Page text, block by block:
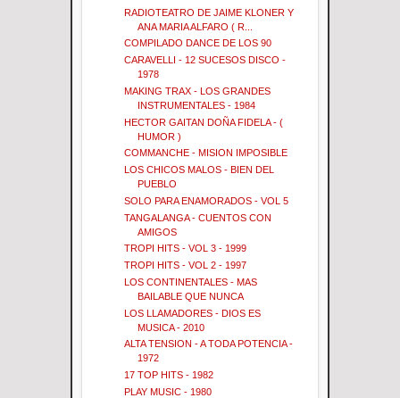
RADIOTEATRO DE JAIME KLONER Y
ANA MARIA ALFARO ( R...
COMPILADO DANCE DE LOS 90
CARAVELLI - 12 SUCESOS DISCO -
1978
MAKING TRAX - LOS GRANDES
INSTRUMENTALES - 1984
HECTOR GAITAN DOÑA FIDELA - (
HUMOR )
COMMANCHE - MISION IMPOSIBLE
LOS CHICOS MALOS - BIEN DEL
PUEBLO
SOLO PARA ENAMORADOS - VOL 5
TANGALANGA - CUENTOS CON
AMIGOS
TROPI HITS - VOL 3 - 1999
TROPI HITS - VOL 2 - 1997
LOS CONTINENTALES - MAS
BAILABLE QUE NUNCA
LOS LLAMADORES - DIOS ES
MUSICA - 2010
ALTA TENSION - A TODA POTENCIA -
1972
17 TOP HITS - 1982
PLAY MUSIC - 1980